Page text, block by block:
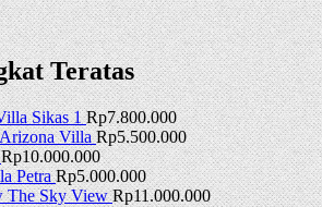
Teratas
Sikas 1 Rp7.800.000
Arizona Villa Rp5.500.000
Rp10.000.000
Petra Rp5.000.000
The Sky View Rp11.000.000